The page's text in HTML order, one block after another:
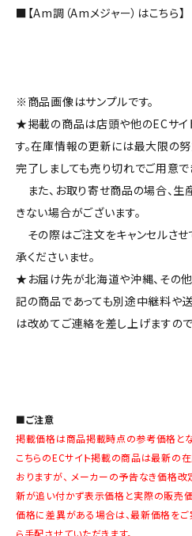
■【Am調（Amメジャー）はこちら】
※商品画像はサンプルです。
★掲載の商品は店頭や他のECサイ
す。在庫情報の更新には最大限の
完了しましても売り切れでご用意で
また、お取り寄せ商品の場合、
きない場合がございます。
その際はご注文をキャンセルさせ
承くださいませ。
★お届け先が北海道や沖縄、その他
記の商品であっても別途中継料や
は改めてご連絡を差し上げますので
■ご注意
掲載価格は商品掲載時点の参考価格とな
こちらのECサイト掲載の商品は最新の
おりますが、 メーカーの予告なき価格
新が追い付かず表示価格と実際の販売
価格に差異がある場合は、最新価格をご